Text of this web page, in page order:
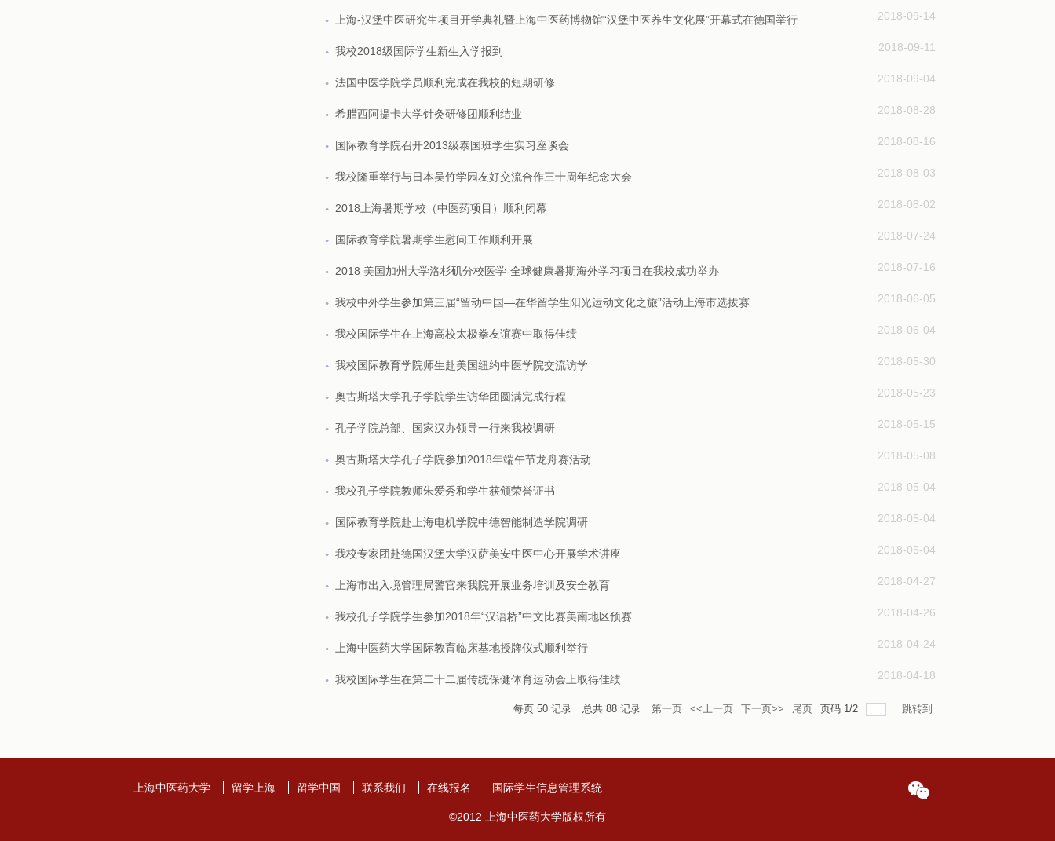
上海-汉堡中医研究生项目开学典礼暨上海中医药博物馆“汉堡中医养生文化展”开幕式在德国举行 2018-09-14
我校2018级国际学生新生入学报到 2018-09-11
法国中医学院学员顺利完成在我校的短期研修 2018-09-04
希腊西阿提卡大学针灸研修团顺利结业 2018-08-28
国际教育学院召开2013级泰国班学生实习座谈会 2018-08-16
我校隆重举行与日本吴竹学园友好交流合作三十周年纪念大会 2018-08-03
2018上海暑期学校（中医药项目）顺利闭幕 2018-08-02
国际教育学院暑期学生慰问工作顺利开展 2018-07-24
2018 美国加州大学洛杉矶分校医学-全球健康暑期海外学习项目在我校成功举办 2018-07-16
我校中外学生参加第三届“留动中国—在华留学生阳光运动文化之旅”活动上海市选拔赛 2018-06-05
我校国际学生在上海高校太极拳友谊赛中取得佳绩 2018-06-04
我校国际教育学院师生赴美国纽约中医学院交流访学 2018-05-30
奥古斯塔大学孔子学院学生访华团圆满完成行程 2018-05-23
孔子学院总部、国家汉办领导一行来我校调研 2018-05-15
奥古斯塔大学孔子学院参加2018年端午节龙舟赛活动 2018-05-08
我校孔子学院教师朱爱秀和学生获颁荣誉证书 2018-05-04
国际教育学院赴上海电机学院中德智能制造学院调研 2018-05-04
我校专家团赴德国汉堡大学汉萨美安中医中心开展学术讲座 2018-05-04
上海市出入境管理局警官来我院开展业务培训及安全教育 2018-04-27
我校孔子学院学生参加2018年“汉语桥”中文比赛美南地区预赛 2018-04-26
上海中医药大学国际教育临床基地授牌仪式顺利举行 2018-04-24
我校国际学生在第二十二届传统保健体育运动会上取得佳绩 2018-04-18
每页 50 记录 总共 88 记录 第一页 <<上一页 下一页>> 尾页 页码 1/2 跳转到
上海中医药大学 留学上海 留学中国 联系我们 在线报名 国际学生信息管理系统
©2012 上海中医药大学版权所有